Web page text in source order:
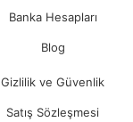
Banka Hesapları
Blog
Gizlilik ve Güvenlik
Satış Sözleşmesi